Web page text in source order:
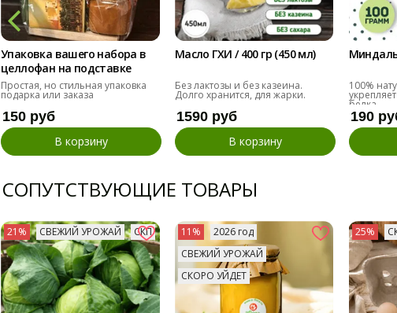
Упаковка вашего набора в
целлофан на подставке
Простая, но стильная упаковка
подарка или заказа
150 руб
В корзину
Масло ГХИ / 400 гр (450 мл)
Без лактозы и без казеина.
Долго хранится, для жарки.
1590 руб
В корзину
100%
белка.
190
СОПУТСТВУЮЩИЕ ТОВАРЫ
21% СВЕЖИЙ УРОЖАЙ СКП 11%
2026 год
СВЕЖИЙ УРОЖАЙ
СКОРО УЙДЕТ
25%